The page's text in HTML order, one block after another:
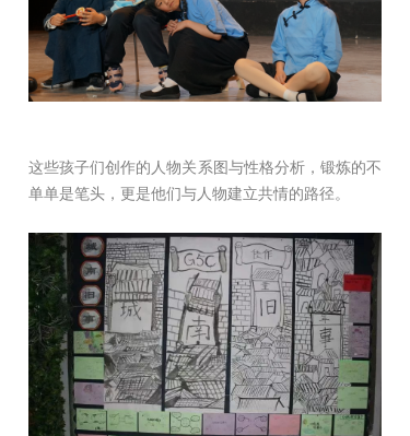
这些孩子们创作的人物关系图与性格分析，锻炼的不
单单是笔头，更是他们与人物建立共情的路径。